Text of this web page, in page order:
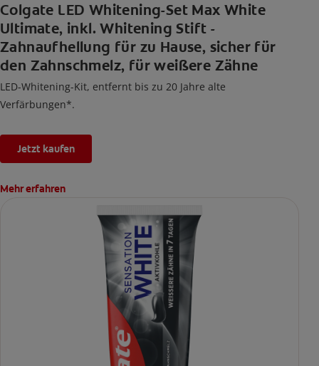
Colgate LED Whitening-Set Max White
Ultimate, inkl. Whitening Stift -
Zahnaufhellung für zu Hause, sicher für
den Zahnschmelz, für weißere Zähne
LED-Whitening-Kit, entfernt bis zu 20 Jahre alte
Verfärbungen*.
Jetzt kaufen
Mehr erfahren